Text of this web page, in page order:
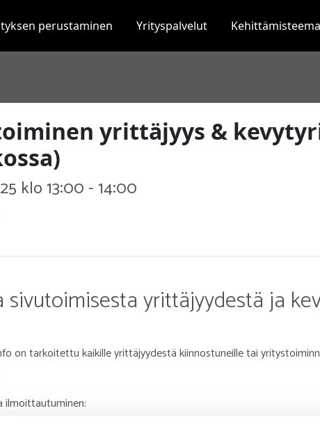
perustaminen Yrityspalvelut
yrittäjyys &
klo 13:00 - 14:00
sivutoimisesta yrittäjyydestä ja
on tarkoitettu kaikille yrittäjyydestä kiinnostuneille tai
ilmoittautuminen: